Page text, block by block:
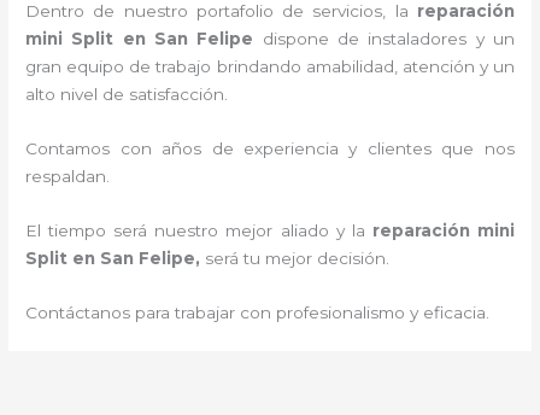
Dentro de nuestro portafolio de servicios, la reparación
mini Split en San Felipe dispone de instaladores y un
gran equipo de trabajo brindando amabilidad, atención y un
alto nivel de satisfacción.
Contamos con años de experiencia y clientes que nos
respaldan.
El tiempo será nuestro mejor aliado y la reparación mini
Split en San Felipe, será tu mejor decisión.
Contáctanos para trabajar con profesionalismo y eficacia.